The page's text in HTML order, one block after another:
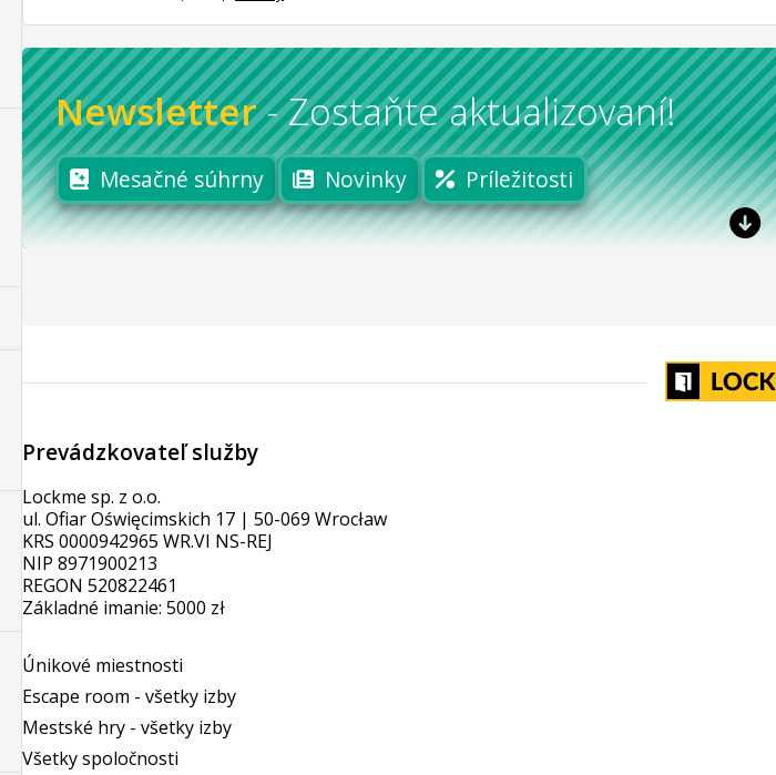
Newsletter -Zostaňte aktualizovaní!
Mesačné súhrny Novinky Príležitosti
Prevádzkovateľ služby
Lockme sp. z o.o.
ul. Ofiar Oświęcimskich 17 | 50-069 Wrocław
KRS 0000942965 WR.VI NS-REJ
NIP 8971900213
REGON 520822461
Základné imanie: 5000 zł
Únikové miestnosti
Escape room - všetky izby
Mestské hry - všetky izby
Všetky spoločnosti